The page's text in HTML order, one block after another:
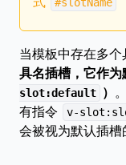
当模板中存在多
具名插槽，它作
slot:default ）
有指令
v-
会被视为默认插槽